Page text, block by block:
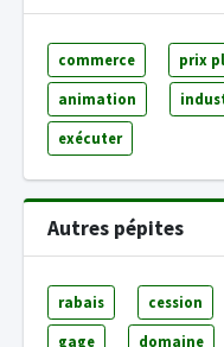
commerce prix
animation
exécuter
Autres pépites
rabais cession
gage domaine